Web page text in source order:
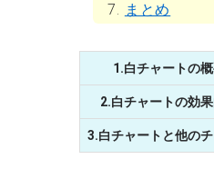
7.
まとめ
1.白チャートの
2.白チャートの効
3.白チャートと他の